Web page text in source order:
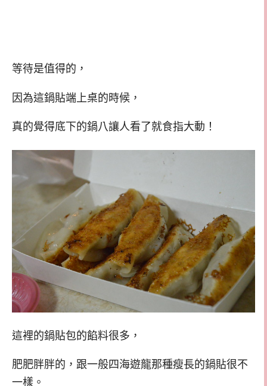
等待是值得的，
因為這鍋貼端上桌的時候，
真的覺得底下的鍋八讓人看了就食指大動！
這裡的鍋貼包的餡料很多，
肥肥胖胖的，跟一般四海遊龍那種瘦長的鍋貼很不
一樣。